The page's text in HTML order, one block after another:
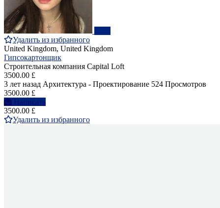
Удалить из избранного
United Kingdom, United Kingdom
Гипсокартонщик
Строительная компания Capital Loft
3500.00 £
3 лет назад Архитектура - Проектирование 524 Просмотров
3500.00 £
Написать
3500.00 £
Удалить из избранного